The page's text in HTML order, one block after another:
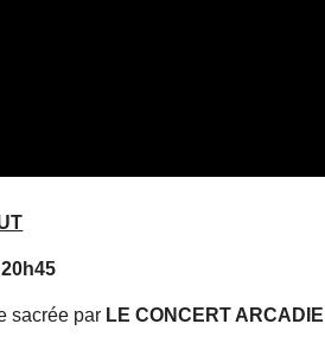
sacrée par LE CONCERT